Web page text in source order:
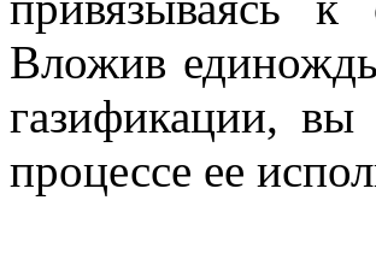
Вложив
газификации, вы
процессе ее